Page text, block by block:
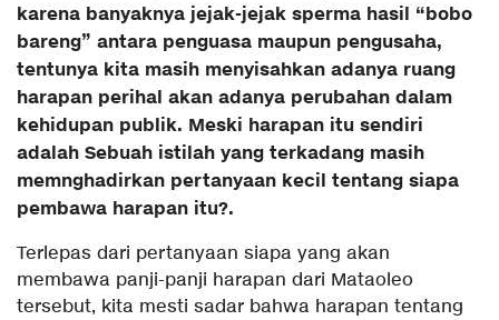
karena banyaknya jejak-jejak sperma hasil “bobo
bareng” antara penguasa maupun pengusaha,
tentunya kita masih menyisahkan adanya ruang
harapan perihal akan adanya perubahan dalam
kehidupan publik. Meski harapan itu sendiri
adalah Sebuah istilah yang terkadang masih
memnghadirkan pertanyaan kecil tentang siapa
pembawa harapan itu?.
Terlepas dari pertanyaan siapa yang akan
membawa panji-panji harapan dari Mataoleo
tersebut, kita mesti sadar bahwa harapan tentang